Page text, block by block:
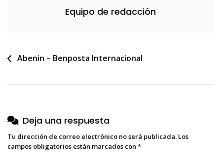
Equipo de redacción
Navegación
entradas
Abenin – Benposta Internacional
Deja una respuesta
Tu dirección de correo electrónico no será publicada. Los
campos obligatorios están marcados con *